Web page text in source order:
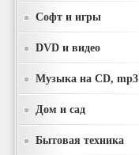
Софт и игры
DVD и видео
Музыка на CD, mp3
Дом и сад
Бытовая техника